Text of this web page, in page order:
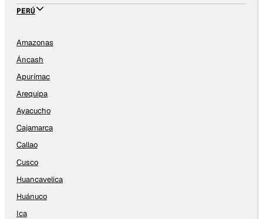
PERÚ
Amazonas
Áncash
Apurímac
Arequipa
Ayacucho
Cajamarca
Callao
Cusco
Huancavelica
Huánuco
Ica